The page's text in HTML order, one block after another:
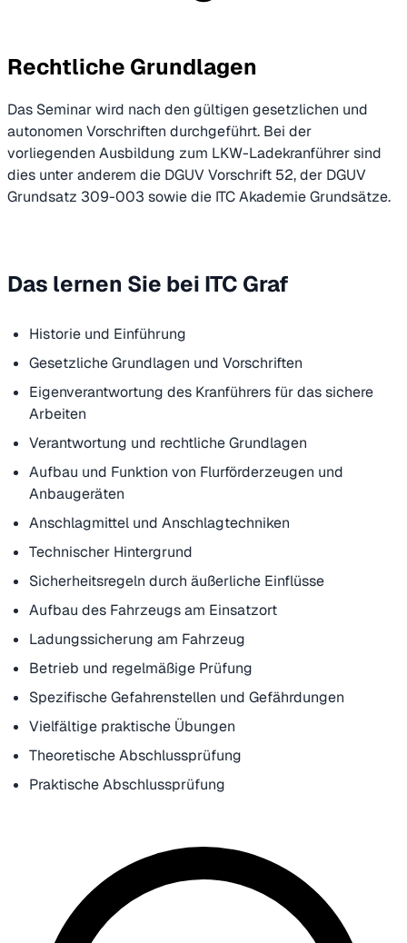
Rechtliche Grundlagen
Das Seminar wird nach den gültigen gesetzlichen und
autonomen Vorschriften durchgeführt. Bei der
vorliegenden Ausbildung zum LKW-Ladekranführer sind
dies unter anderem die DGUV Vorschrift 52, der DGUV
Grundsatz 309-003 sowie die ITC Akademie Grundsätze.
Das lernen Sie bei ITC Graf
Historie und Einführung
Gesetzliche Grundlagen und Vorschriften
Eigenverantwortung des Kranführers für das sichere
Arbeiten
Verantwortung und rechtliche Grundlagen
Aufbau und Funktion von Flurförderzeugen und
Anbaugeräten
Anschlagmittel und Anschlagtechniken
Technischer Hintergrund
Sicherheitsregeln durch äußerliche Einflüsse
Aufbau des Fahrzeugs am Einsatzort
Ladungssicherung am Fahrzeug
Betrieb und regelmäßige Prüfung
Spezifische Gefahrenstellen und Gefährdungen
Vielfältige praktische Übungen
Theoretische Abschlussprüfung
Praktische Abschlussprüfung